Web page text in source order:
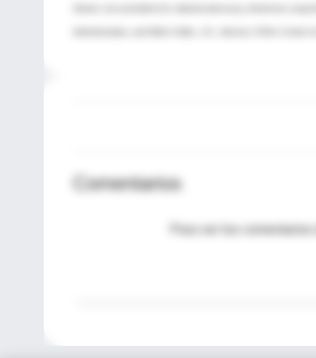
Comentarios
Para ver los